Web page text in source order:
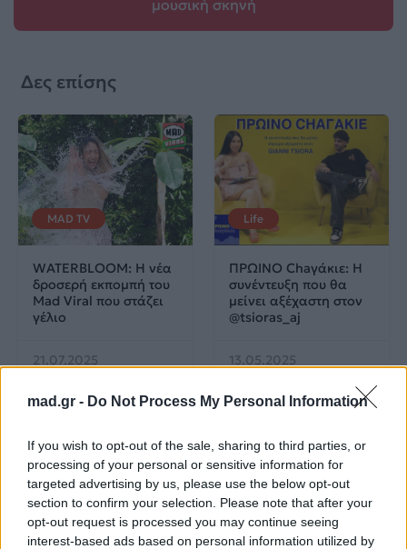
mad.gr - Do Not Process My Personal Information
If you wish to opt-out of the sale, sharing to third parties, or
processing of your personal or sensitive information for
targeted advertising by us, please use the below opt-out
section to confirm your selection. Please note that after your
opt-out request is processed you may continue seeing
interest-based ads based on personal information utilized by
μουσική σκηνή
Δες επίσης
MAD TV
WATERBLOOM: Η νέα
δροσερή εκπομπή του
Mad Viral που στάζει
γέλιο
21.07.2025
Life
ΠΡΩΙΝΟ Chaγάκιε: Η
συνέντευξη που θα
μείνει αξέχαστη στον
@tsioras_aj
13.05.2025
Life Mad Viral